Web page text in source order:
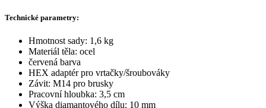
Technické parametry:
Hmotnost sady: 1,6 kg
Materiál těla: ocel
červená barva
HEX adaptér pro vrtačky/šroubováky
Závit: M14 pro brusky
Pracovní hloubka: 3,5 cm
Výška diamantového dílu: 10 mm